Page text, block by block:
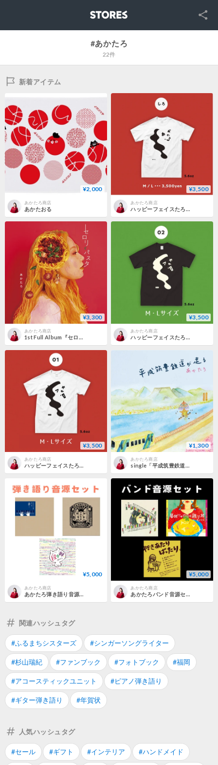
SNS
#あかたろ
22件
新着アイテム
¥2,000
あかたろ商店
あかたおる
¥3,500
あかたろ商店
ハッピーフェイスたろT（ひらがな）／White（M・Lサイズ）
¥3,300
あかたろ商店
1st Full Album『セロリとパスタ』
¥3,500
あかたろ商店
ハッピーフェイスたろT（カタカナ）／Black（Mサイズのみ）
¥3,500
あかたろ商店
ハッピーフェイスたろT（カタカナ）／White（M・Lサイズ）
¥1,300
あかたろ商店
single「平成筑豊鉄道が走る/石炭ソフト奢って」
¥5,000
あかたろ商店
¥5,000
あかたろ商店
関連ハッシュタグ
#ふるまちシスターズ #シンガーソングライター
#杉山瑞紀 #ファンブック #フォトブック #福岡
#アコースティックユニット #ピアノ弾き語り
#ギター弾き語り #年賀状
人気ハッシュタグ
#セール #ギフト #インテリア #ハンドメイド